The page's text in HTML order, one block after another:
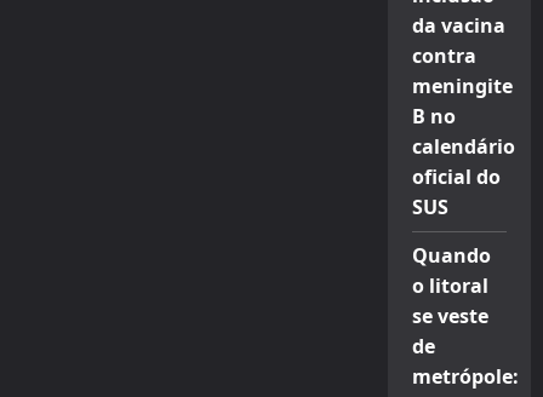
da vacina
contra
meningite
B no
calendário
oficial do
SUS
Quando
o litoral
se veste
de
metrópole: